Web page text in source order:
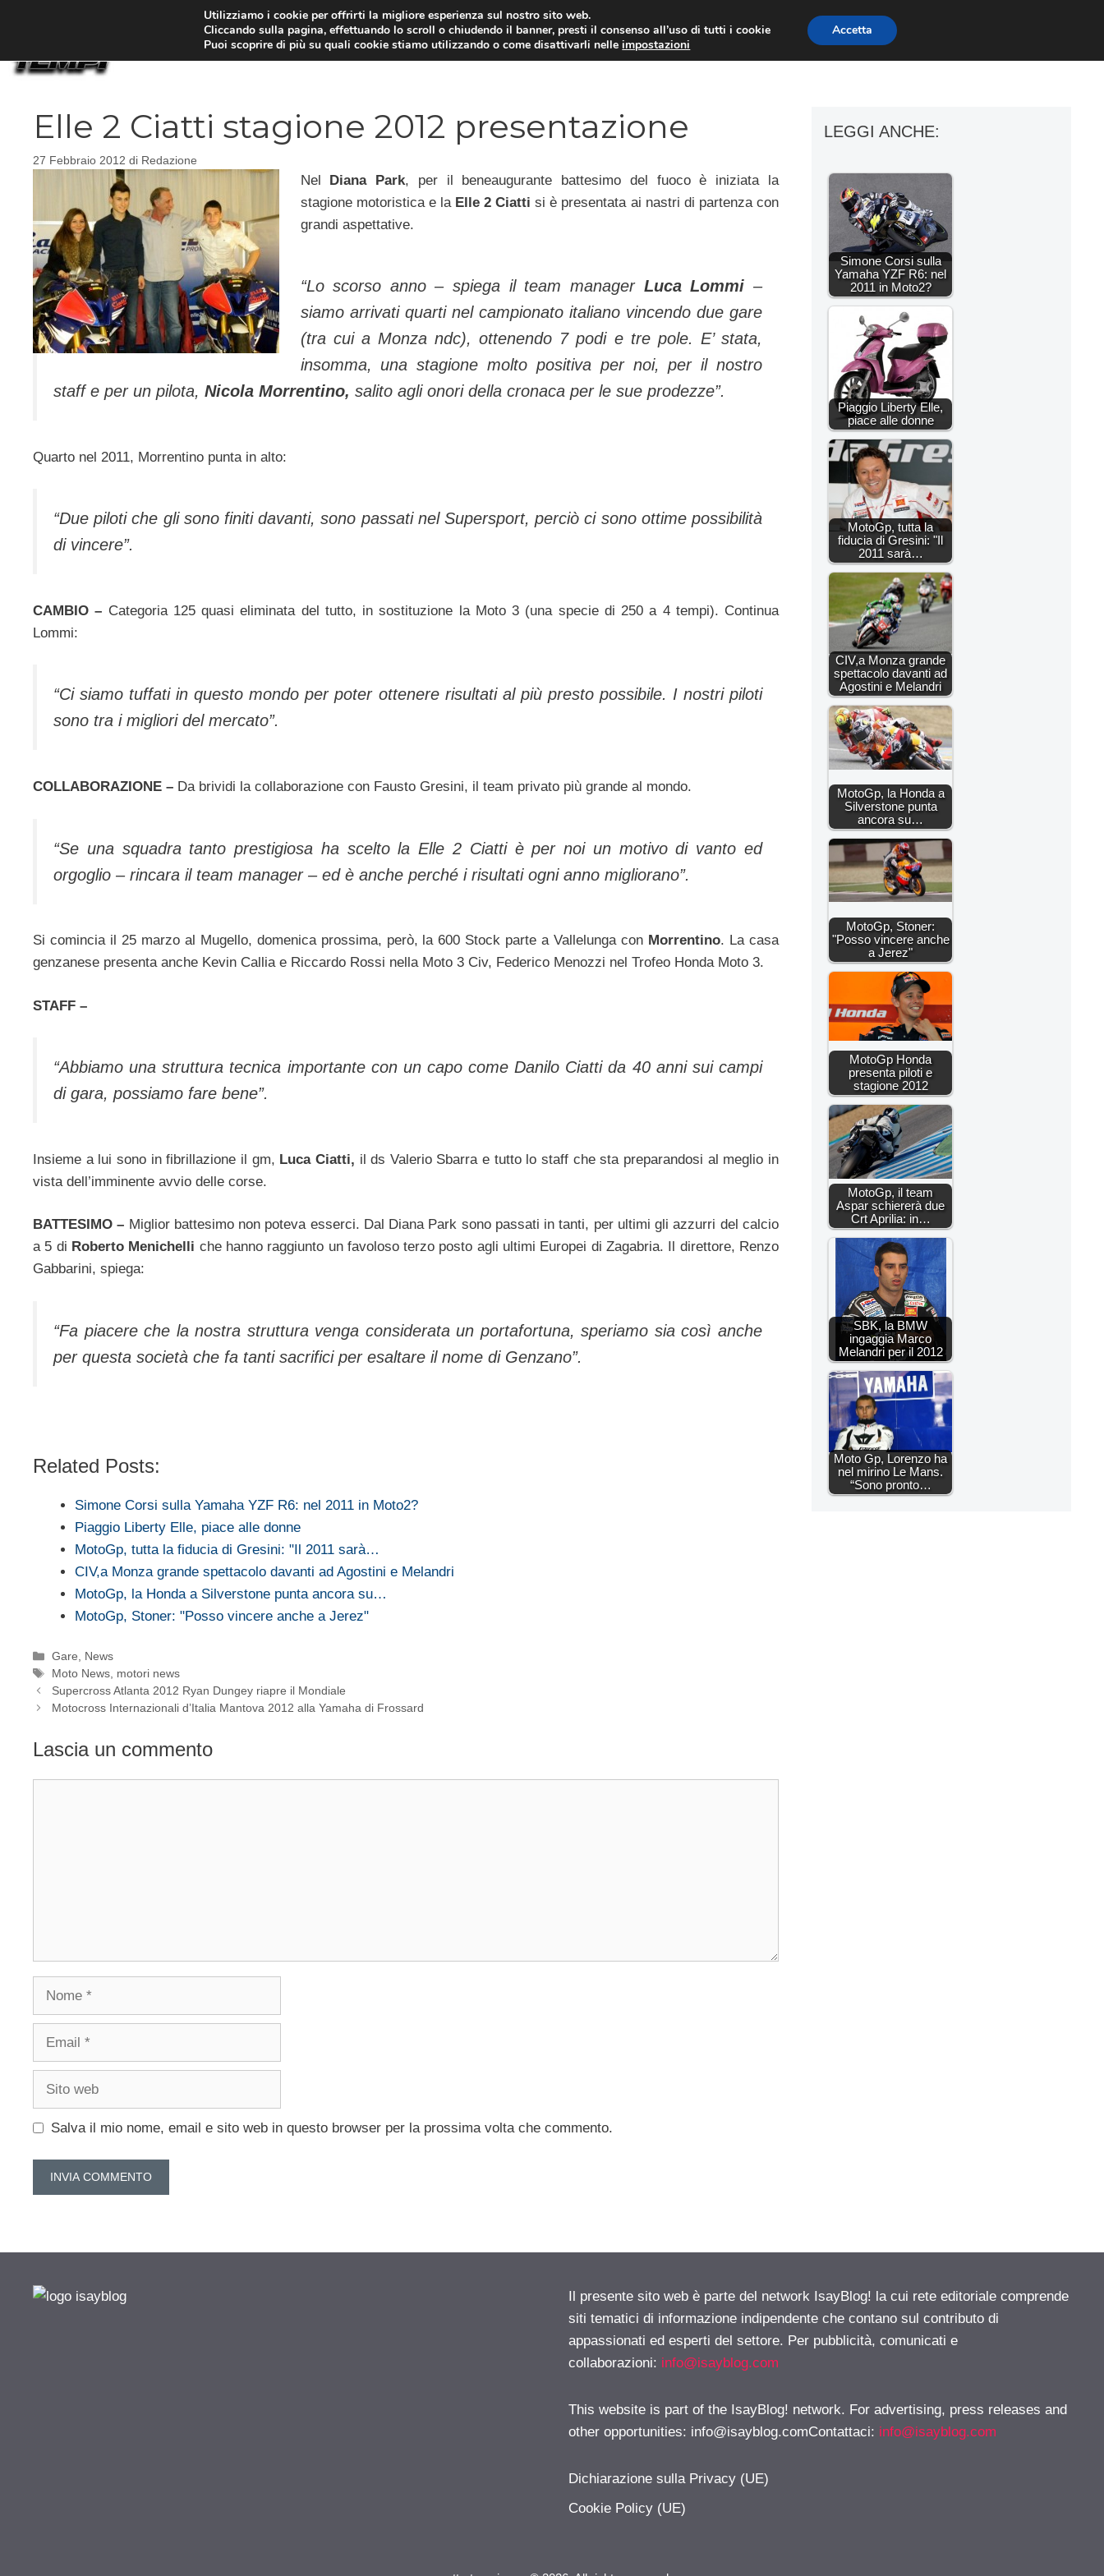
MOTO NEWS ACCESSORI MOTO MOTO GP
Elle 2 Ciatti stagione 2012 presentazione
27 Febbraio 2012 di Redazione
Nel Diana Park, per il beneaugurante battesimo del fuoco è iniziata la
stagione motoristica e la Elle 2 Ciatti si è presentata ai nastri di partenza con
grandi aspettative.
“Lo scorso anno – spiega il team manager Luca Lommi –
siamo arrivati quarti nel campionato italiano vincendo due gare
(tra cui a Monza ndc), ottenendo 7 podi e tre pole. E’ stata,
insomma, una stagione molto positiva per noi, per il nostro
staff e per un pilota, Nicola Morrentino, salito agli onori della cronaca per le sue prodezze”.
Quarto nel 2011, Morrentino punta in alto:
“Due piloti che gli sono finiti davanti, sono passati nel Supersport, perciò ci sono ottime possibilità
di vincere”.
CAMBIO – Categoria 125 quasi eliminata del tutto, in sostituzione la Moto 3 (una specie di 250 a 4 tempi). Continua
Lommi:
“Ci siamo tuffati in questo mondo per poter ottenere risultati al più presto possibile. I nostri piloti
sono tra i migliori del mercato”.
COLLABORAZIONE – Da brividi la collaborazione con Fausto Gresini, il team privato più grande al mondo.
“Se una squadra tanto prestigiosa ha scelto la Elle 2 Ciatti è per noi un motivo di vanto ed
orgoglio – rincara il team manager – ed è anche perché i risultati ogni anno migliorano”.
Si comincia il 25 marzo al Mugello, domenica prossima, però, la 600 Stock parte a Vallelunga con Morrentino. La casa
genzanese presenta anche Kevin Callia e Riccardo Rossi nella Moto 3 Civ, Federico Menozzi nel Trofeo Honda Moto 3.
STAFF –
“Abbiamo una struttura tecnica importante con un capo come Danilo Ciatti da 40 anni sui campi
di gara, possiamo fare bene”.
Insieme a lui sono in fibrillazione il gm, Luca Ciatti, il ds Valerio Sbarra e tutto lo staff che sta preparandosi al meglio in
vista dell’imminente avvio delle corse.
BATTESIMO – Miglior battesimo non poteva esserci. Dal Diana Park sono passati in tanti, per ultimi gli azzurri del calcio
a 5 di Roberto Menichelli che hanno raggiunto un favoloso terzo posto agli ultimi Europei di Zagabria. Il direttore, Renzo
Gabbarini, spiega:
“Fa piacere che la nostra struttura venga considerata un portafortuna, speriamo sia così anche
per questa società che fa tanti sacrifici per esaltare il nome di Genzano”.
Related Posts:
Simone Corsi sulla Yamaha YZF R6: nel 2011 in Moto2?
Piaggio Liberty Elle, piace alle donne
MotoGp, tutta la fiducia di Gresini: "Il 2011 sarà…
CIV,a Monza grande spettacolo davanti ad Agostini e Melandri
MotoGp, la Honda a Silverstone punta ancora su…
MotoGp, Stoner: "Posso vincere anche a Jerez"
Categorie
Gare, News
Tag
Moto News, motori news
Supercross Atlanta 2012 Ryan Dungey riapre il Mondiale
Motocross Internazionali d’Italia Mantova 2012 alla Yamaha di Frossard
Lascia un commento
Nome
Email
Sito
Salva il mio nome, email e sito web in questo browser per la prossima volta che commento.
LEGGI ANCHE:
Simone Corsi sulla
Yamaha YZF R6: nel
2011 in Moto2?
Piaggio Liberty Elle,
piace alle donne
MotoGp, tutta la
fiducia di Gresini: "Il
2011 sarà…
CIV,a Monza grande
spettacolo davanti ad
Agostini e Melandri
MotoGp, la Honda a
Silverstone punta
ancora su…
MotoGp, Stoner:
"Posso vincere anche
a Jerez"
MotoGp Honda
presenta piloti e
stagione 2012
MotoGp, il team
Aspar schiererà due
Crt Aprilia: in…
SBK, la BMW
ingaggia Marco
Melandri per il 2012
Moto Gp, Lorenzo ha
nel mirino Le Mans.
“Sono pronto…
Il presente sito web è parte del network IsayBlog! la cui rete editoriale comprende
siti tematici di informazione indipendente che contano sul contributo di
appassionati ed esperti del settore. Per pubblicità, comunicati e
collaborazioni: info@isayblog.com
This website is part of the IsayBlog! network. For advertising, press releases and
other opportunities: info@isayblog.comContattaci: info@isayblog.com
Dichiarazione sulla Privacy (UE)
Cookie Policy (UE)
Utilizziamo i cookie per offrirti la migliore esperienza sul nostro sito web.
Cliccando sulla pagina, effettuando lo scroll o chiudendo il banner, presti il consenso all’uso di tutti i cookie
Puoi scoprire di più su quali cookie stiamo utilizzando o come disattivarli nelleimpostazioni
Accetta